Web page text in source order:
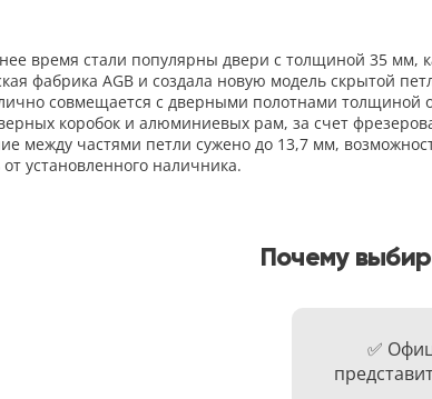
время стали популярны двери с толщиной 35 мм,
фабрика AGB и создала новую модель скрытой
совмещается с дверными полотнами толщиной
коробок и алюминиевых рам, за счет
между частями петли сужено до 13,7 мм,
от установленного наличника.
Почему
✅